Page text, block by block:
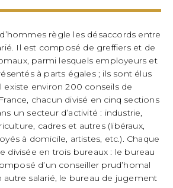
règle les désaccords entre
Il est composé de greffiers et de
parmi lesquels employeurs et
à parts égales ; ils sont élus
existe environ 200 conseils de
chacun divisé en cinq sections
un secteur d’activité : industrie,
cadres et autres (libéraux,
à domicile, artistes, etc.). Chaque
divisée en trois bureaux : le bureau
d’un conseiller prud’homal
autre salarié, le bureau de jugement